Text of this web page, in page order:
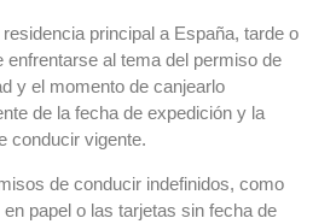
principal a España, tarde o
enfrentarse al tema del permiso de
y el momento de canjearlo
de la fecha de expedición y la
conducir vigente.
de conducir indefinidos, como
papel o las tarjetas sin fecha de